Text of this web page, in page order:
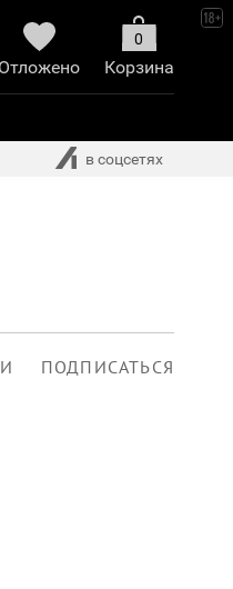
ПОДПИСАТЬСЯ
Отложено
0
Корзина
в соцсетях